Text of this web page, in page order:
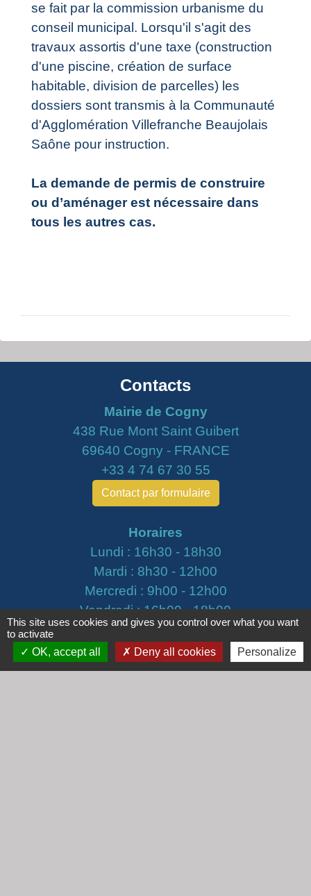
se fait par la commission urbanisme du
conseil municipal. Lorsqu'il s'agit des
travaux assortis d'une taxe (construction
d'une piscine, création de surface
habitable, division de parcelles) les
dossiers sont transmis à la Communauté
d'Agglomération Villefranche Beaujolais
Saône pour instruction.
La demande de permis de construire
ou d’aménager est nécessaire dans
tous les autres cas.
Contacts
Mairie de Cogny
438 Rue Mont Saint Guibert
69640 Cogny - FRANCE
+33 4 74 67 30 55
Contact par formulaire
Horaires
Lundi : 16h30 - 18h30
Mardi : 8h30 - 12h00
Mercredi : 9h00 - 12h00
Vendredi : 16h00 - 18h00
email : secretariat@cogny.fr
This site uses cookies and gives you control over what you want
to activate
OK, accept all
Deny all cookies Personalize